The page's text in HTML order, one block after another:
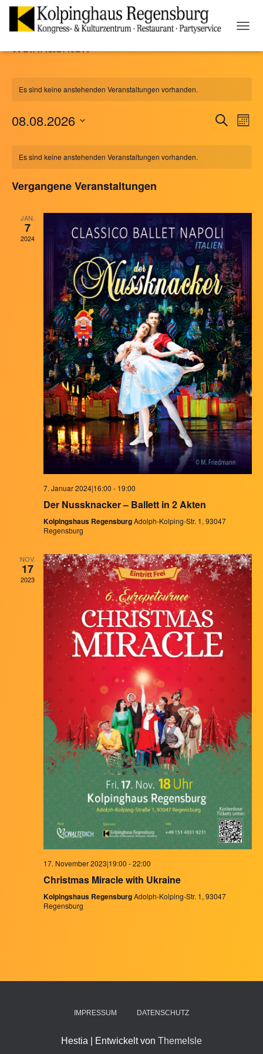
weihnachten
Es sind keine anstehenden Veranstaltungen vorhanden.
SUCHE
08.08.2026
Kalender
von
Es sind keine anstehenden Veranstaltungen vorhanden.
Vergangene Veranstaltungen
JAN.
7
2024
7. Januar 2024|16:00 - 19:00
Der Nussknacker – Ballett in 2 Akten
Kolpingshaus RegensburgAdolph-Kolping-Str. 1, 93047
Regensburg
NOV.
17
2023
17. November 2023|19:00 -22:00
Christmas Miracle with Ukraine
Kolpingshaus RegensburgAdolph-Kolping-Str. 1, 93047
Regensburg
IMPRESSUM DATENSCHUTZ
Hestia | Entwickelt von ThemeIsle